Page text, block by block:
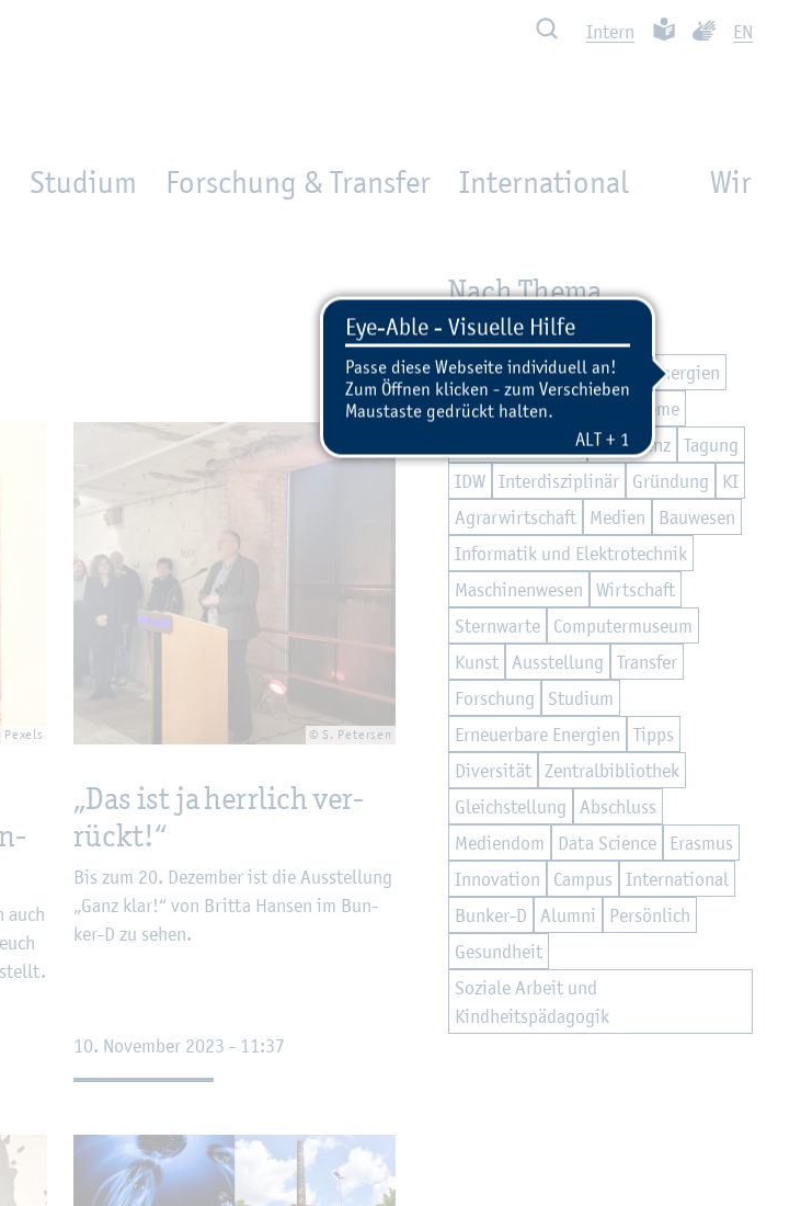
Such­ben In­tern Leich­te Spra­che
EN
Studium Forschung & Transfer International Wir
Pe­xels
auch
© S. Pe­ter­sen
„Das ist ja herr­lich ver­
rückt!“
Bis zum 20. De­zem­ber ist die Aus­stel­lung
„Ganz klar!“ von Brit­ta Han­sen im Bun­
ker-D zu sehen.
10. No­vem­ber 2023 - 11:37
Nach Thema
Nach­hal­tig­keit
Di­gi­ta­li­sie­rung Zu­kunfts­en­er­gi­en
Mo­bi­li­tät Ma­ri­ti­me Sys­te­me
Ex­zel­len­te Lehre
Kon­fe­renz Ta­gung
IDW In­ter­dis­zi­pli­när Grün­dung
KI
Agrar­wirt­schaft
Me­di­en
Bau­we­sen
In­for­ma­tik und Elek­tro­tech­nik
Ma­schi­nen­we­sen
Wirt­schaft
Stern­war­te
Com­pu­ter­mu­se­um
Kunst
Aus­stel­lung
Trans­fer
For­schung
Stu­di­um
Er­neu­er­ba­re En­er­gi­en
Tipps
Di­ver­si­tät
Zen­tral­bi­blio­thek
Gleich­stel­lung
Ab­schluss
Me­di­en­dom
Data Sci­ence
Eras­mus
In­no­va­ti­on
Cam­pus
In­ter­na­tio­nal
Bun­ker-D
Alum­ni
Per­sön­lich
Ge­sund­heit
So­zia­le Ar­beit und
Kind­heits­päd­ago­gik